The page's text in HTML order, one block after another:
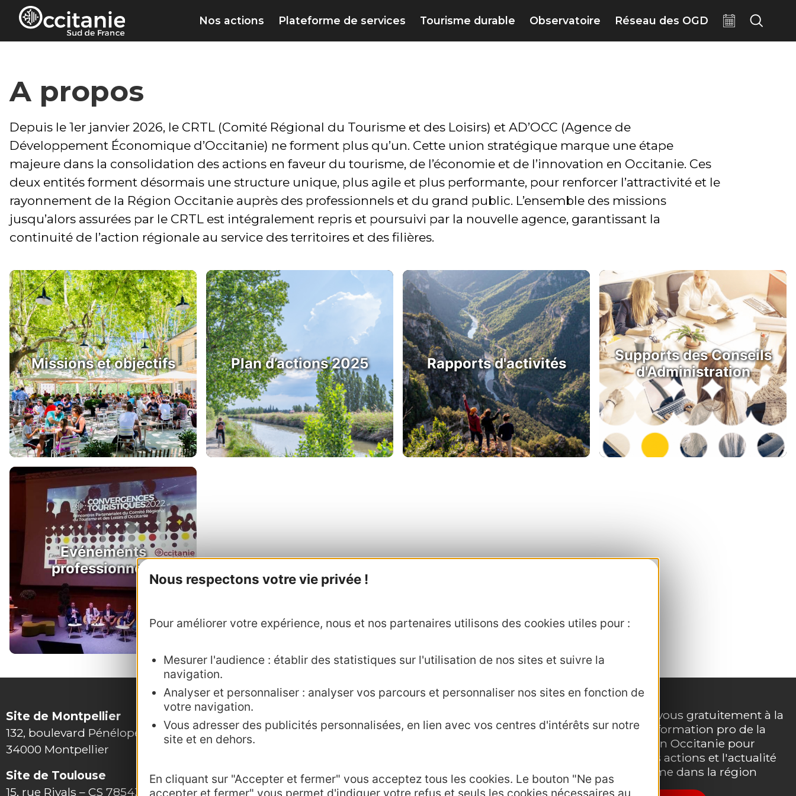
Panneau de gestion des cookies
Nous respectons votre vie privée !
Pour améliorer votre expérience, nous et nos partenaires utilisons des cookies utiles pour :
Mesurer l'audience : établir des statistiques sur l'utilisation de nos sites et suivre la
navigation.
Analyser et personnaliser : analyser vos parcours et personnaliser nos sites en fonction de
votre navigation.
Vous adresser des publicités personnalisées, en lien avec vos centres d'intérêts sur notre
site et en dehors.
En cliquant sur "Accepter et fermer" vous acceptez tous les cookies. Le bouton "Ne pas
accepter et fermer" vous permet d'indiquer votre refus et seuls les cookies nécessaires au
Nos actions Plateforme de services Tourisme durable Observatoire Réseau des OGD
A propos
Depuis le 1er janvier 2026, le CRTL (Comité Régional du Tourisme et des Loisirs) et AD’OCC (Agence de
Développement Économique d’Occitanie) ne forment plus qu’un. Cette union stratégique marque une étape
majeure dans la consolidation des actions en faveur du tourisme, de l’économie et de l’innovation en Occitanie. Ces
deux entités forment désormais une structure unique, plus agile et plus performante, pour renforcer l’attractivité et le
rayonnement de la Région Occitanie auprès des professionnels et du grand public. L’ensemble des missions
jusqu’alors assurées par le CRTL est intégralement repris et poursuivi par la nouvelle agence, garantissant la
continuité de l’action régionale au service des territoires et des filières.
Missions et objectifs Plan d’actions 2025 Rapports d'activités
Supports des Conseils
d'Administration
Evénements
professionnels
Site de Montpellier
132, boulevard Pénélope
34000 Montpellier
Site de Toulouse
15, rue Rivals – CS 78543
Presse et influence
Thermalisme
Inscrivez-vous gratuitement à la
lettre d'information pro de la
destination Occitanie pour
suivre nos actions et l'actualité
du tourisme dans la région